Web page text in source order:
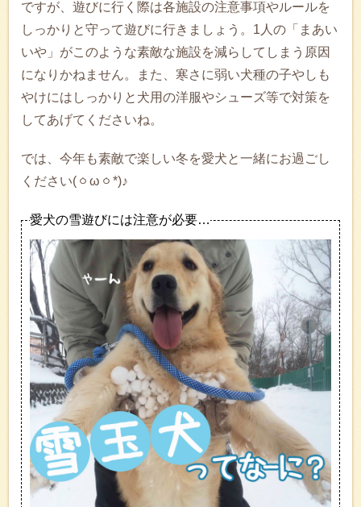
ですが、遊びに行く際は各施設の注意事項やルールを
しっかりと守って遊びに行きましょう。1人の「まあい
いや」がこのような素敵な施設を減らしてしまう原因
になりかねません。また、寒さに弱い犬種の子やしも
やけにはしっかりと犬用の洋服やシューズ等で対策を
してあげてくださいね。
では、今年も素敵で楽しい冬を愛犬と一緒にお過ごし
ください(ㆁωㆁ*)♪
愛犬の雪遊びには注意が必要…